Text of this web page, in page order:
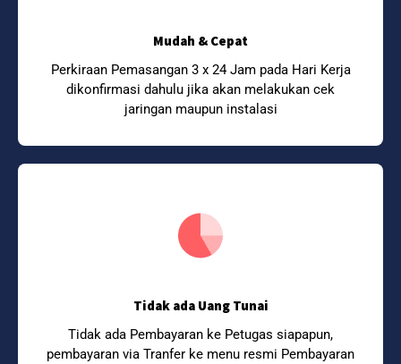
Mudah & Cepat
Perkiraan Pemasangan 3 x 24 Jam pada Hari Kerja
dikonfirmasi dahulu jika akan melakukan cek
jaringan maupun instalasi
Tidak ada Uang Tunai
Tidak ada Pembayaran ke Petugas siapapun,
pembayaran via Tranfer ke menu resmi Pembayaran